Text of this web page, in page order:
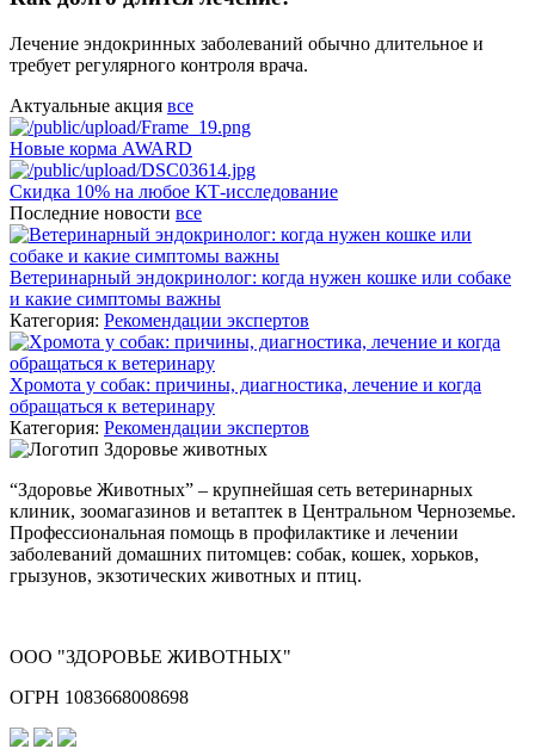
Лечение эндокринных заболеваний обычно длительное и
требует регулярного контроля врача.
Актуальные акция все
Новые корма AWARD
Скидка 10% на любое КТ-исследование
Последние новости все
Ветеринарный эндокринолог: когда нужен кошке или собаке
и какие симптомы важны
Категория: Рекомендации экспертов
Хромота у собак: причины, диагностика, лечение и когда
обращаться к ветеринару
Категория: Рекомендации экспертов
“Здоровье Животных” – крупнейшая сеть ветеринарных
клиник, зоомагазинов и ветаптек в Центральном Черноземье.
Профессиональная помощь в профилактике и лечении
заболеваний домашних питомцев: собак, кошек, хорьков,
грызунов, экзотических животных и птиц.
ООО "ЗДОРОВЬЕ ЖИВОТНЫХ"
ОГРН 1083668008698